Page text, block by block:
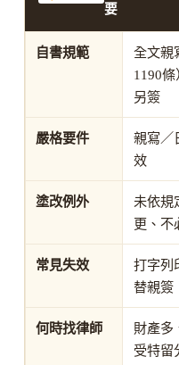
要
自書規範
全文親
1190
另簽
嚴格要件
親寫／
效
塗改例外
未依規
更、不
常見失效
打字列
替親簽
何時找律師
財產多
受特留